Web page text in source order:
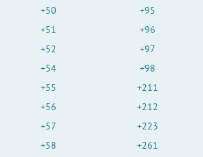
+50
+51
+52
+54
+55
+56
+57
+58
+95
+96
+97
+98
+211
+212
+223
+261